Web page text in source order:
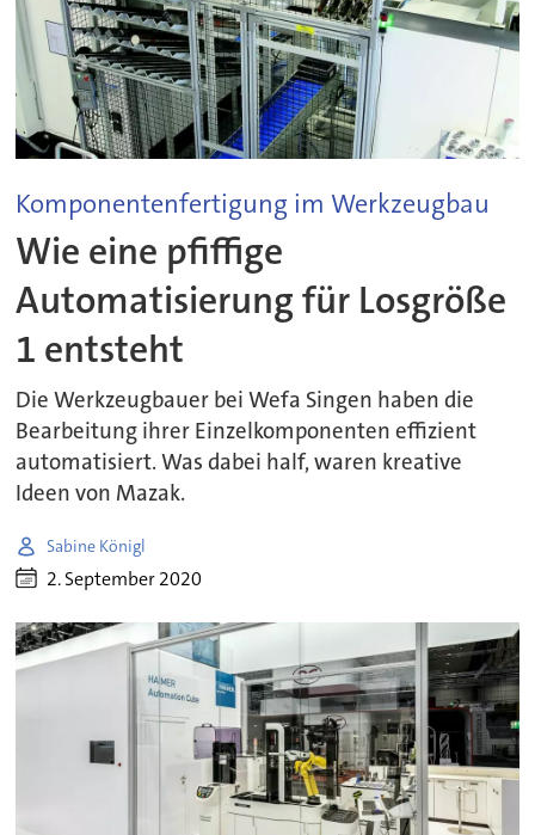
Komponentenfertigung im Werkzeugbau
Wie eine pfiffige
Automatisierung für Losgröße
1 entsteht
Die Werkzeugbauer bei Wefa Singen haben die
Bearbeitung ihrer Einzelkomponenten effizient
automatisiert. Was dabei half, waren kreative
Ideen von Mazak.
Sabine Königl
2. September 2020